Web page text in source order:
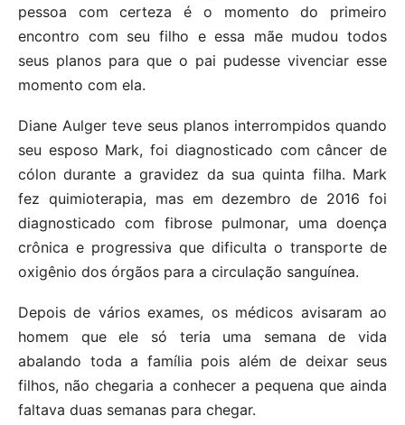
pessoa com certeza é o momento do primeiro
encontro com seu filho e essa mãe mudou todos
seus planos para que o pai pudesse vivenciar esse
momento com ela.
Diane Aulger teve seus planos interrompidos quando
seu esposo Mark, foi diagnosticado com câncer de
cólon durante a gravidez da sua quinta filha. Mark
fez quimioterapia, mas em dezembro de 2016 foi
diagnosticado com fibrose pulmonar, uma doença
crônica e progressiva que dificulta o transporte de
oxigênio dos órgãos para a circulação sanguínea.
Depois de vários exames, os médicos avisaram ao
homem que ele só teria uma semana de vida
abalando toda a família pois além de deixar seus
filhos, não chegaria a conhecer a pequena que ainda
faltava duas semanas para chegar.